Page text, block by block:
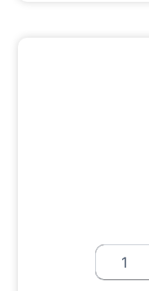
Extensión
ALUM
.2.40MT